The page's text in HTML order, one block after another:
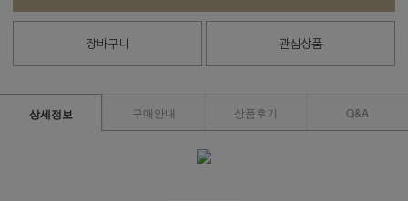
장바구니 관심상품
상세정보 구매안내 상품후기 Q&A